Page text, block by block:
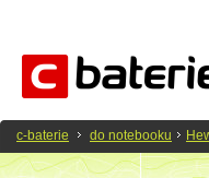
c-baterie do notebooku